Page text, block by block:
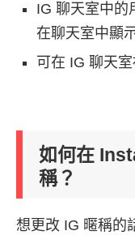
IG 聊天室中的
在聊天室中顯
可在 IG 聊天
如何在
稱？
想更改 IG 暱稱的